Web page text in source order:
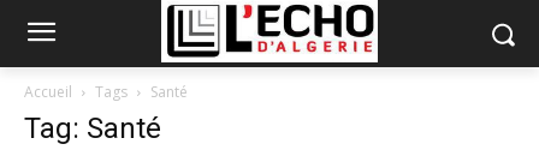
Accueil Tags Santé
Tag: Santé